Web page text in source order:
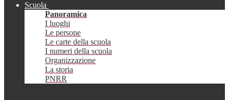
Scuola
Panoramica
I luoghi
Le persone
Le carte della scuola
I numeri della scuola
Organizzazione
La storia
PNRR